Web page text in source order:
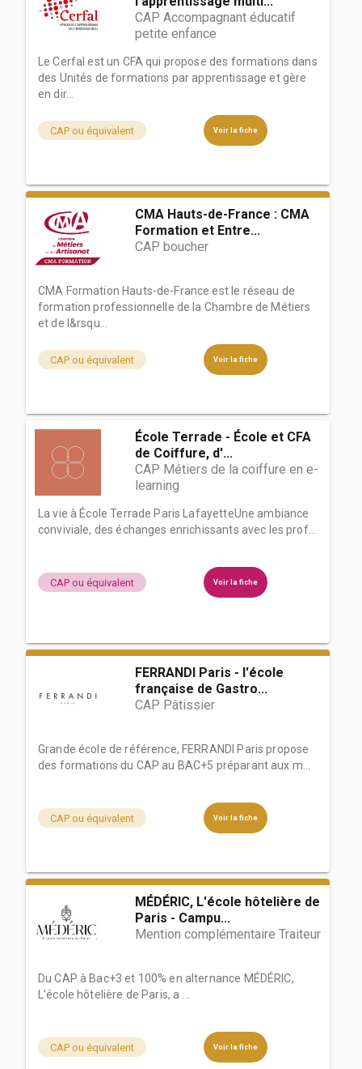
CAP Accompagnant éducatif
petite enfance
Le Cerfal est un CFA qui propose des formations dans
des Unités de formations par apprentissage et gère
en dir...
CAP ou équivalent Voir la fiche
CMA Hauts-de-France : CMA
Formation et Entre...
CAP boucher
CMA Formation Hauts-de-France est le réseau de
formation professionnelle de la Chambre de Métiers
et de l&rsqu...
CAP ou équivalent Voir la fiche
École Terrade - École et CFA
de Coiffure, d'...
CAP Métiers de la coiffure en e-
learning
La vie à École Terrade Paris LafayetteUne ambiance
conviviale, des échanges enrichissants avec les prof...
CAP ou équivalent Voir la fiche
FERRANDI Paris - l'école
française de Gastro...
CAP Pâtissier
Grande école de référence, FERRANDI Paris propose
des formations du CAP au BAC+5 préparant aux m...
CAP ou équivalent Voir la fiche
MÉDÉRIC, L'école hôtelière de
Paris - Campu...
Mention complémentaire Traiteur
Du CAP à Bac+3 et 100% en alternance MÉDÉRIC,
L’école hôtelière de Paris, a ...
CAP ou équivalent Voir la fiche